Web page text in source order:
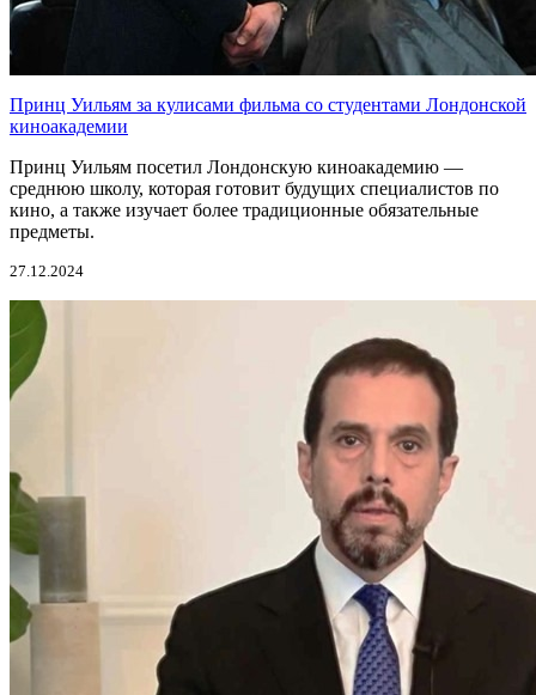
Принц Уильям за кулисами фильма со студентами Лондонской
киноакадемии
Принц Уильям посетил Лондонскую киноакадемию —
среднюю школу, которая готовит будущих специалистов по
кино, а также изучает более традиционные обязательные
предметы.
27.12.2024